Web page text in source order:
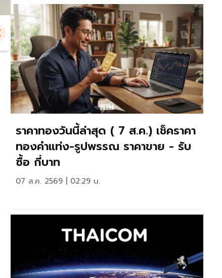
ราคาทองวันนี้ล่าสุด ( 7 ส.ค.) เช็คราคา
ทองคำแท่ง-รูปพรรณ ราคาขาย - รับ
ซื้อ กี่บาท
07 ส.ค. 2569 | 02:29 น.